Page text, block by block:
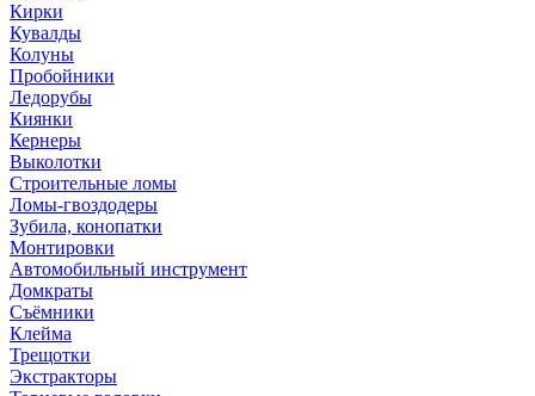
Кирки
Кувалды
Колуны
Пробойники
Ледорубы
Киянки
Кернеры
Выколотки
Строительные ломы
Ломы-гвоздодеры
Зубила, конопатки
Монтировки
Автомобильный инструмент
Домкраты
Съёмники
Клейма
Трещотки
Экстракторы